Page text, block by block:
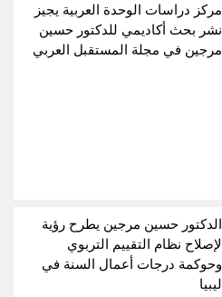
مركز دراسات الوحدة العربية يجيز
نشر بحث أكاديمي للدكتور حسين
مرجين في مجلة المستقبل العربي
الدكتور حسين مرجين يطرح رؤية
لإصلاح نظام التقييم التربوي
وحوكمة درجات أعمال السنة في
ليبيا